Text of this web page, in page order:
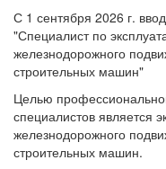
С 1 сентября 2026 г.
"Специалист по
железнодорожного
строительных машин"
Целью
специалистов является
железнодорожного
строительных машин.